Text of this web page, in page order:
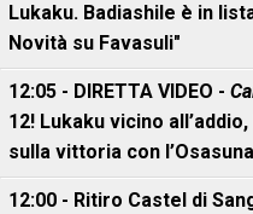
Lukaku. Badiashile è in
Novità su Favasuli"
12:05 - DIRETTA VIDEO -
12! Lukaku vicino
sulla vittoria con l’Osasuna
12:00 - Ritiro Castel di